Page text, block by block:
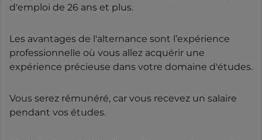
d'emploi de 26 ans et plus.
Les avantages de l'alternance sont l’expérience
professionnelle où vous allez acquérir une
expérience précieuse dans votre domaine d'études.
Vous serez rémunéré, car vous recevez un salaire
pendant vos études.